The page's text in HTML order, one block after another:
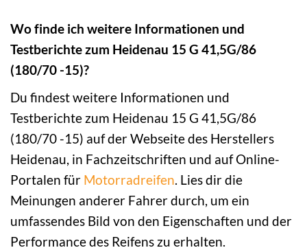
Wo finde ich weitere Informationen und
Testberichte zum Heidenau 15 G 41,5G/86
(180/70 -15)?
Du findest weitere Informationen und
Testberichte zum Heidenau 15 G 41,5G/86
(180/70 -15) auf der Webseite des Herstellers
Heidenau, in Fachzeitschriften und auf Online-
Portalen für Motorradreifen. Lies dir die
Meinungen anderer Fahrer durch, um ein
umfassendes Bild von den Eigenschaften und der
Performance des Reifens zu erhalten.